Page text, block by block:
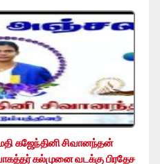
கஜேந்தினி சிவானந்தன்
கல்முனை வடக்கு பிரதேச